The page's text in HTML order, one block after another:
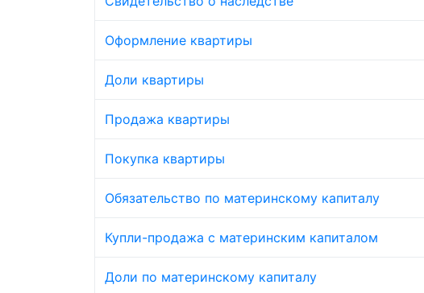
Оформление квартиры
Доли квартиры
Продажа квартиры
Покупка квартиры
Обязательство по материнскому капиталу
Купли-продажа с материнским капиталом
Доли по материнскому капиталу